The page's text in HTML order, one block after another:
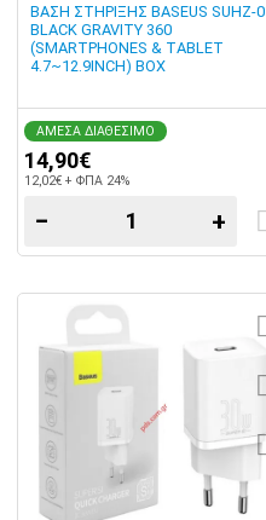
ΒΑΣΗ ΣΤΗΡΙΞΗΣ BASEUS SUHZ-
BLACK GRAVITY 360
(SMARTPHONES & TABLET
4.7~12.9INCH) BOX
ΑΜΕΣΑ ΔΙΑΘΕΣΙΜΟ
14,90€
12,02€ + ΦΠΑ 24%
− +